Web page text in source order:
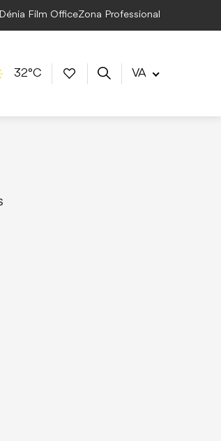
Dénia Film OfficeZona Professional
32°C VA